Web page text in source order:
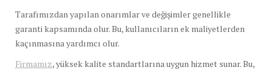
Tarafımızdan yapılan onarımlar ve değişimler genellikle
garanti kapsamında olur. Bu, kullanıcıların ek maliyetlerden
kaçınmasına yardımcı olur.
Firmamız, yüksek kalite standartlarına uygun hizmet sunar. Bu,